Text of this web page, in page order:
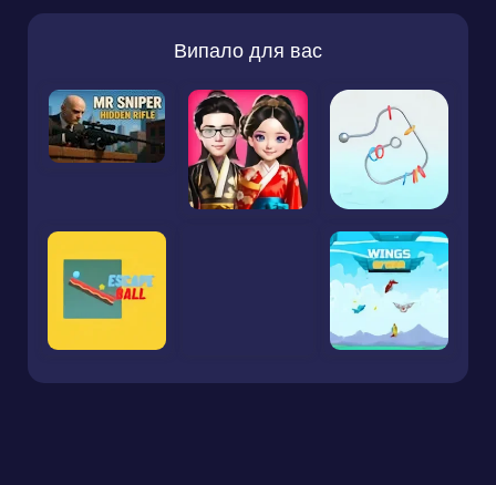
Випало для вас